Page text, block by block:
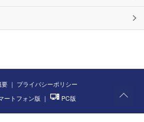
要 ｜ プライバシーポリシー
ートフォン版 ｜ PC版